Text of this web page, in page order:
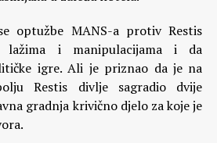
optužbe MANS-a protiv Restis
lažima i manipulacijama i da
igre. Ali je priznao da je na
Restis divlje sagradio dvije
gradnja krivično djelo za koje je